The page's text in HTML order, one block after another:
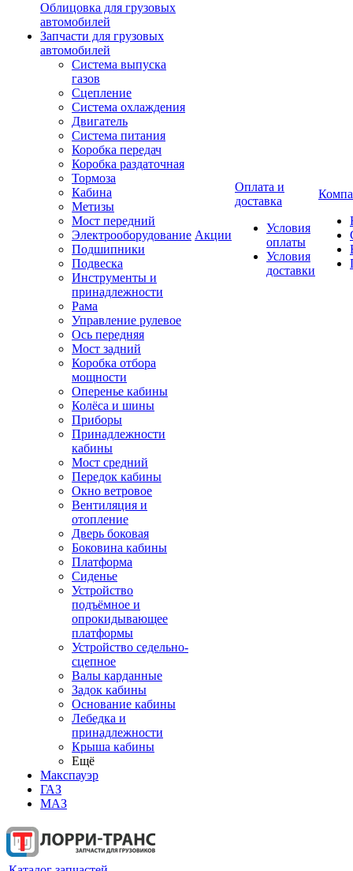
Облицовка для грузовых
автомобилей
Запчасти для грузовых
автомобилей
Система выпуска
газов
Сцепление
Система охлаждения
Двигатель
Система питания
Коробка передач
Коробка раздаточная
Тормоза
Кабина
Метизы
Мост передний
Электрооборудование
Подшипники
Подвеска
Инструменты и
принадлежности
Рама
Управление рулевое
Ось передняя
Мост задний
Коробка отбора
мощности
Оперенье кабины
Колёса и шины
Приборы
Принадлежности
кабины
Мост средний
Передок кабины
Окно ветровое
Вентиляция и
отопление
Дверь боковая
Боковина кабины
Платформа
Сиденье
Устройство
подъёмное и
опрокидывающее
платформы
Устройство седельно-
сцепное
Валы карданные
Задок кабины
Основание кабины
Лебедка и
принадлежности
Крыша кабины
Ещё
Макспауэр
ГАЗ
МАЗ
Акции
Оплата и
доставка
Условия
оплаты
Условия
доставки